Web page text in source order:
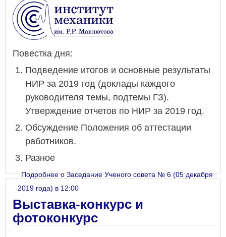
Повестка дня:
Подведение итогов и основные результаты
НИР за 2019 год (доклады каждого
руководителя темы, подтемы ГЗ).
Утверждение отчетов по НИР за 2019 год.
Обсуждение Положения об аттестации
работников.
Разное
Подробнеео Заседание Ученого совета № 6 (05 декабря
2019 года) в 12:00
Выставка-конкурс и
фотоконкурс